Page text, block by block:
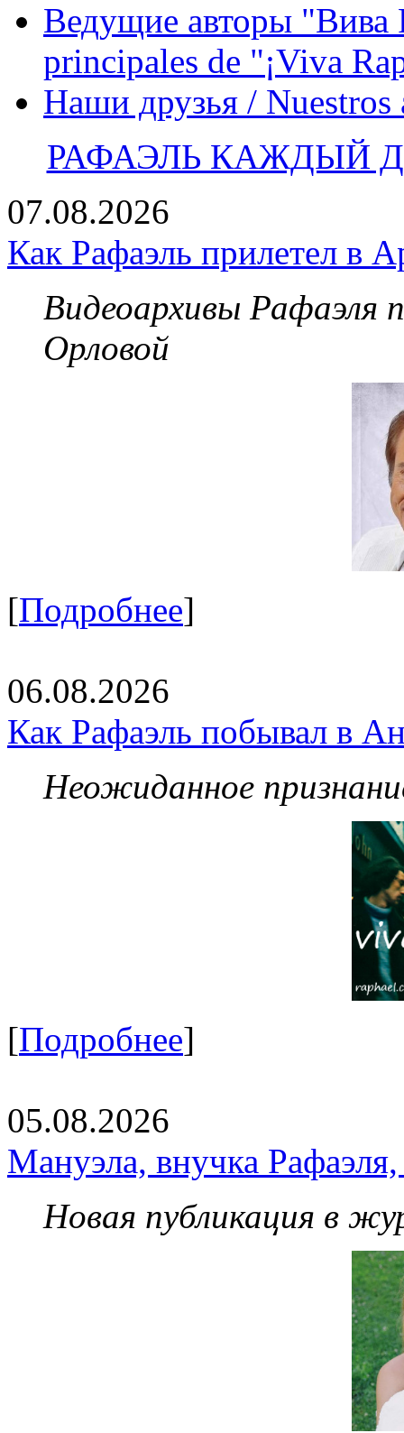
Ведущие авторы "Вива
principales de "¡Viva
Наши друзья / Nuestros
РАФАЭЛЬ КАЖДЫЙ
07.08.2026
Как Рафаэль прилетел в
Видеоархивы Рафаэля
Орловой
[Подробнее]
06.08.2026
Как Рафаэль побывал в
Неожиданное
[Подробнее]
05.08.2026
Мануэла, внучка
Новая публикация в